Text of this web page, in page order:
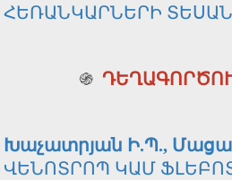
ՀԵՌԱՆԿԱՐՆԵՐԻ
֍
Խաչատրյան Ի.Պ.,
ՎԵՆՈՏՐՈՊ ԿԱՄ